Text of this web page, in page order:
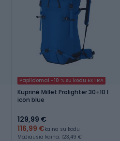
Papildomai -10 % su kodu EXTRA
Kuprinė Millet Prolighter 30+10 l
icon blue
129,99 €
116,99 €kaina su kodu
Mažiausia kaina: 123,49 €